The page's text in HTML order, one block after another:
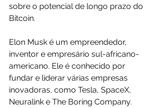
sobre o potencial de longo prazo do
Bitcoin.
Elon Musk é um empreendedor,
inventor e empresário sul-africano-
americano. Ele é conhecido por
fundar e liderar várias empresas
inovadoras, como Tesla, SpaceX,
Neuralink e The Boring Company.